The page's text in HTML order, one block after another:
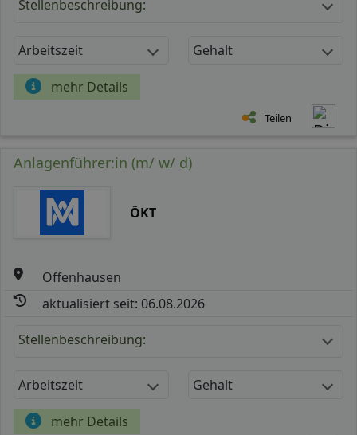
Stellenbeschreibung:
Arbeitszeit Gehalt
mehr Details
Teilen
Anlagenführer:in (m/ w/ d)
ÖKT
Offenhausen
aktualisiert seit: 06.08.2026
Stellenbeschreibung:
Arbeitszeit Gehalt
mehr Details